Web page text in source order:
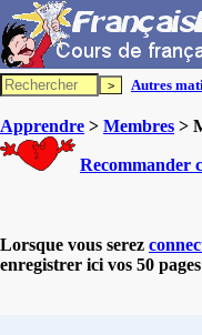
Autres
Apprendre > Membres >
Recommander
Lorsque vous serez
enregistrer ici vos 50